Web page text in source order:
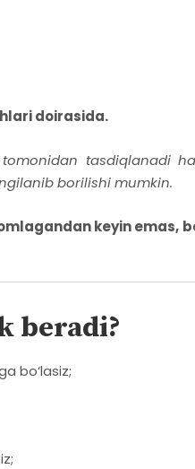
doirasida.
tomonidan tasdiqlanadi
borilishi mumkin.
keyin emas,
beradi?
bo‘lasiz;